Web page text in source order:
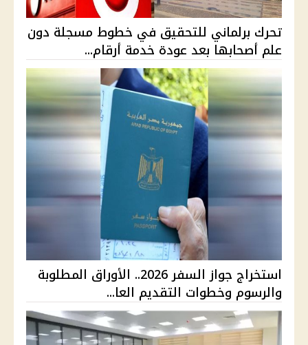
تحرك برلماني للتحقيق في خطوط مسجلة دون
علم أصحابها بعد عودة خدمة أرقام...
استخراج جواز السفر 2026.. الأوراق المطلوبة
والرسوم وخطوات التقديم العا...